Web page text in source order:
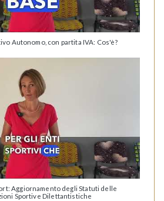
Autonomo, con partita IVA: Cos'è?
Aggiornamento degli Statuti delle
Sportive Dilettantistiche